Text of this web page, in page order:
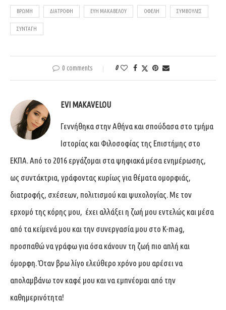
ΒΡΏΜΗ ΔΙΑΤΡΟΦΉ ΕΥΗ ΜΑΚΑΒΕΛΟΥ ΟΦΈΛΗ ΣΥΜΒΟΥΛΈΣ
ΣΥΝΤΑΓΉ
0 comments 0
EVI MAKAVELOU
Γεννήθηκα στην Αθήνα και σπούδασα στο τμήμα
Ιστορίας και Φιλοσοφίας της Επιστήμης στο
ΕΚΠΑ. Από το 2016 εργάζομαι στα ψηφιακά μέσα ενημέρωσης,
ως συντάκτρια, γράφοντας κυρίως για θέματα ομορφιάς,
διατροφής, σχέσεων, πολιτισμού και ψυχολογίας. Με τον
ερχομό της κόρης μου, έχει αλλάξει η ζωή μου εντελώς και μέσα
από τα κείμενά μου και την συνεργασία μου στο K-mag,
προσπαθώ να γράφω για όσα κάνουν τη ζωή πιο απλή και
όμορφη. Όταν βρω λίγο ελεύθερο χρόνο μου αρέσει να
απολαμβάνω τον καφέ μου και να εμπνέομαι από την
καθημερινότητα!